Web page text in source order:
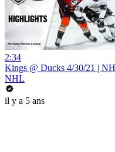
2:34
Kings @ Ducks 4/30/21 |
NHL
il y a 5 ans